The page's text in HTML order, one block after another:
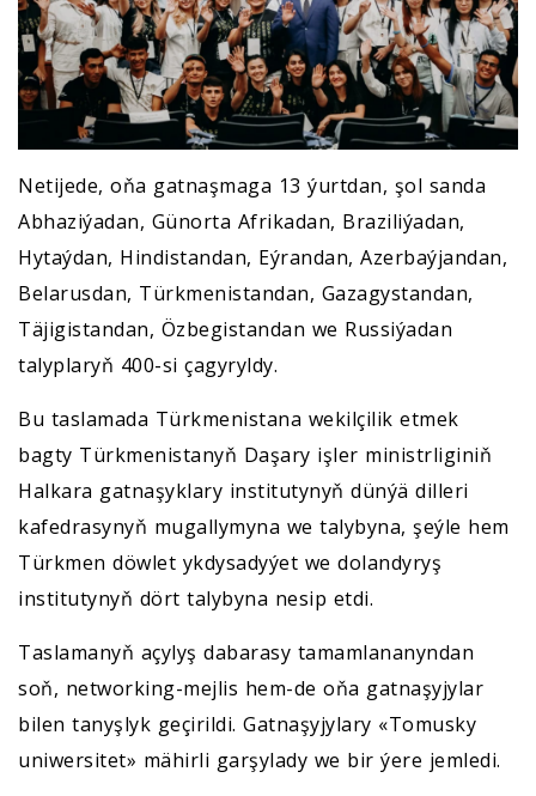
Netijede, oňa gatnaşmaga 13 ýurtdan, şol sanda
Abhaziýadan, Günorta Afrikadan, Braziliýadan,
Hytaýdan, Hindistandan, Eýrandan, Azerbaýjandan,
Belarusdan, Türkmenistandan, Gazagystandan,
Täjigistandan, Özbegistandan we Russiýadan
talyplaryň 400-si çagyryldy.
Bu taslamada Türkmenistana wekilçilik etmek
bagty Türkmenistanyň Daşary işler ministrliginiň
Halkara gatnaşyklary institutynyň dünýä dilleri
kafedrasynyň mugallymyna we talybyna, şeýle hem
Türkmen döwlet ykdysadyýet we dolandyryş
institutynyň dört talybyna nesip etdi.
Taslamanyň açylyş dabarasy tamamlananyndan
soň, networking-mejlis hem-de oňa gatnaşyjylar
bilen tanyşlyk geçirildi. Gatnaşyjylary «Tomusky
uniwersitet» mähirli garşylady we bir ýere jemledi.